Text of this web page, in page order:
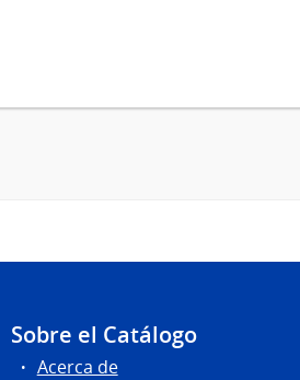
Sobre el Catálogo
Acerca de